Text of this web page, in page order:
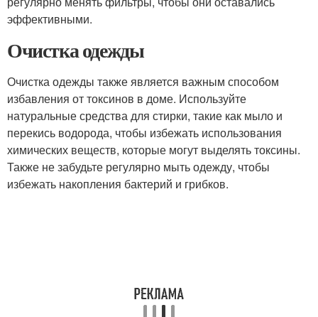
эффективными.
Очистка одежды
Очистка одежды также является важным способом
избавления от токсинов в доме. Используйте
натуральные средства для стирки, такие как мыло и
перекись водорода, чтобы избежать использования
химических веществ, которые могут выделять токсины.
Также не забудьте регулярно мыть одежду, чтобы
избежать накопления бактерий и грибков.